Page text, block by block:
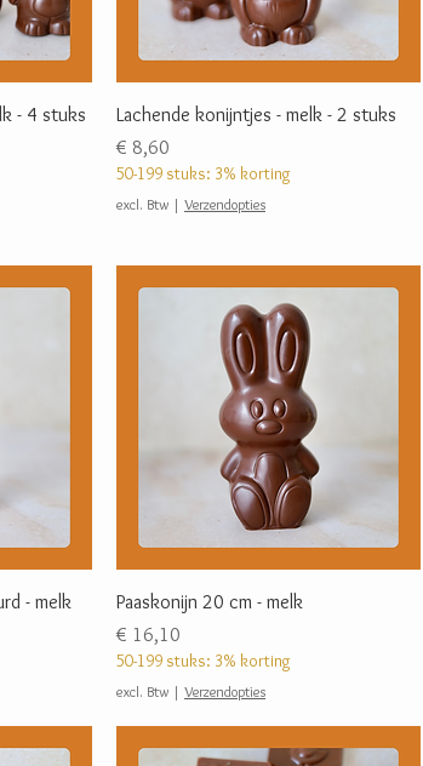
- 4 stuks
Lachende konijntjes - melk - 2 stuks
Prijs
€ 8,60
50-199 stuks: 3% korting
excl. Btw | Verzendopties
- melk
Paaskonijn 20 cm - melk
Prijs
€ 16,10
50-199 stuks: 3% korting
excl. Btw | Verzendopties